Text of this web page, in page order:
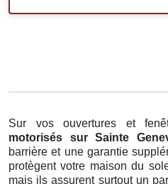
Sur vos ouvertures et
motorisés
sur Sainte
barrière et une garantie
protègent votre maison du
mais ils assurent surtout un